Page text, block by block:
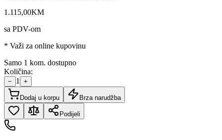
1.115,00KM
sa PDV-om
* Važi za online kupovinu
Samo 1 kom. dostupno
Količina:
− 1 +
Dodaj u korpu Brza narudžba
Podijeli